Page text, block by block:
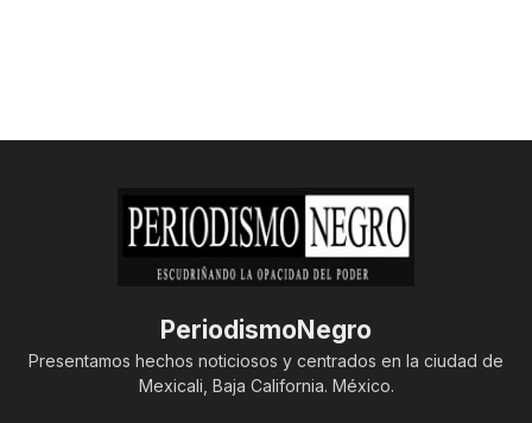
PeriodismoNegro
Presentamos hechos noticiosos y centrados en la ciudad de
Mexicali, Baja California. México.